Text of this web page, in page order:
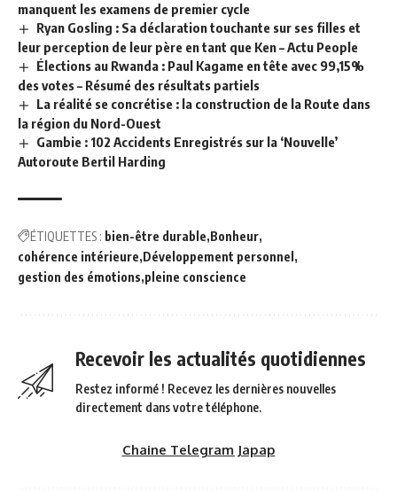
manquent les examens de premier cycle
Ryan Gosling : Sa déclaration touchante sur ses filles et
leur perception de leur père en tant que Ken – Actu People
Élections au Rwanda : Paul Kagame en tête avec 99,15%
des votes – Résumé des résultats partiels
La réalité se concrétise : la construction de la Route dans
la région du Nord-Ouest
Gambie : 102 Accidents Enregistrés sur la ‘Nouvelle’
Autoroute Bertil Harding
ÉTIQUETTES : bien-être durable Bonheur
cohérence intérieure Développement personnel
gestion des émotions pleine conscience
Recevoir les actualités quotidiennes
Restez informé ! Recevez les dernières nouvelles
directement dans votre téléphone.
Chaine Telegram Japap